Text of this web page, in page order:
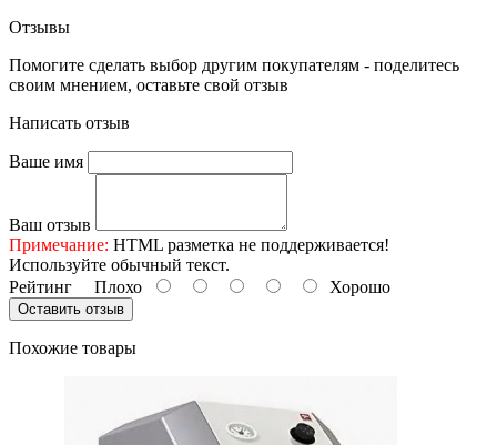
Отзывы
Помогите сделать выбор другим покупателям - поделитесь
своим мнением, оставьте свой отзыв
Написать отзыв
Ваше имя
Ваш отзыв
Примечание: HTML разметка не поддерживается!
Используйте обычный текст.
Рейтинг Плохо Хорошо
Оставить отзыв
Похожие товары